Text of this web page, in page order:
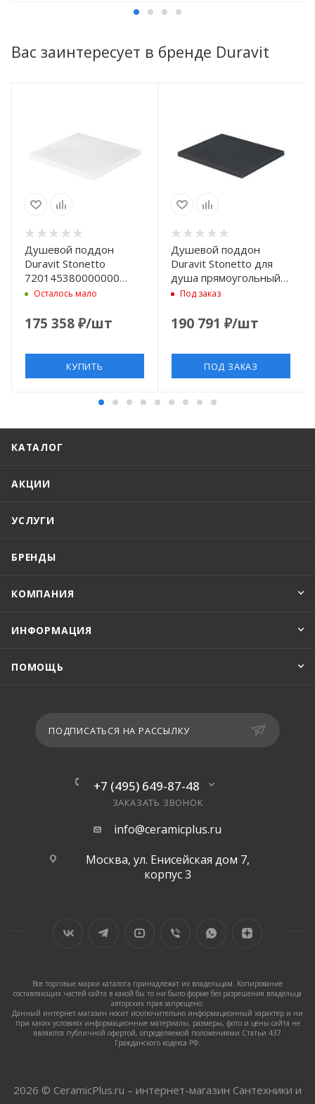
Вас заинтересует в бренде Duravit
Душевой поддон
Duravit Stonetto
720145380000000
композитный, 90x80х5
Осталось мало
175 358₽/шт
КУПИТЬ
Душевой поддон
Duravit Stonetto для
душа прямоугольный
1000х800х50 мм.,
антрацит
Под заказ
190 791 ₽/шт
ПОД ЗАКАЗ
КАТАЛОГ
АКЦИИ
УСЛУГИ
БРЕНДЫ
КОМПАНИЯ
ИНФОРМАЦИЯ
ПОМОЩЬ
ПОДПИСАТЬСЯ НА РАССЫЛКУ
+7 (495) 649-87-48
ЗАКАЗАТЬ ЗВОНОК
info@ceramicplus.ru
Москва, ул. Енисейская дом 7,
корпус 3
Все торговые марки каталога принадлежат их владельцам. Копирование
составляющих частей сайта в какой бы то ни было форме без разрешения владельца
авторских прав запрещено.
Данный интернет-магазин носит исключительно информационный характер и ни
при каких условиях информационные материалы, размеры, фото и цены сайта не
являются публичной офертой, определяемой положениями Статьи 437
Гражданского кодекса РФ.
2026 © CeramicPlus.ru – интернет-магазин Сантехники и